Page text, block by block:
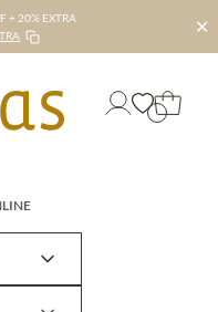
+ 20% EXTRA
✕